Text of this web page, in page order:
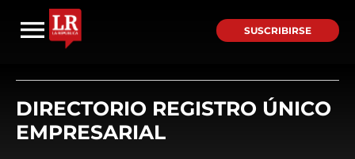
SUSCRIBIRSE
DIRECTORIO REGISTRO ÚNICO
EMPRESARIAL